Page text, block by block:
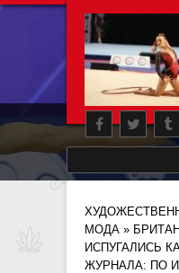
МОДА »
ИСПУГАЛИСЬ
ЖУРНАЛА: ПО